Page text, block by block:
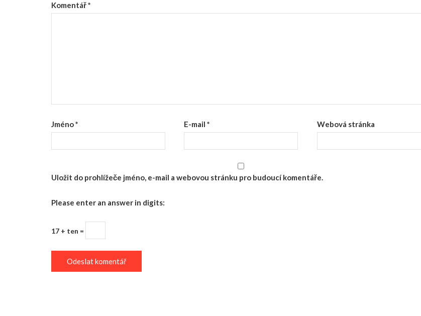
Komentář*
Jméno* E-mail* Webová stránka
Uložit do prohlížeče jméno, e-mail a webovou stránku pro budoucí komentáře.
Please enter an answer in digits:
17 + ten =